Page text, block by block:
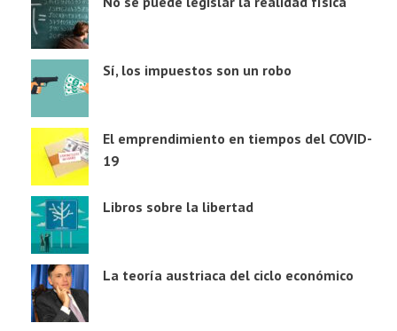
Sí, los impuestos son un robo
El emprendimiento en tiempos del COVID-
19
Libros sobre la libertad
La teoría austriaca del ciclo económico